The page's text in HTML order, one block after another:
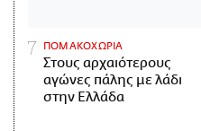
ΠΟΜΑΚΟΧΩΡΙΑ
Στους αρχαιότερους
αγώνες πάλης με λάδι
στην Ελλάδα